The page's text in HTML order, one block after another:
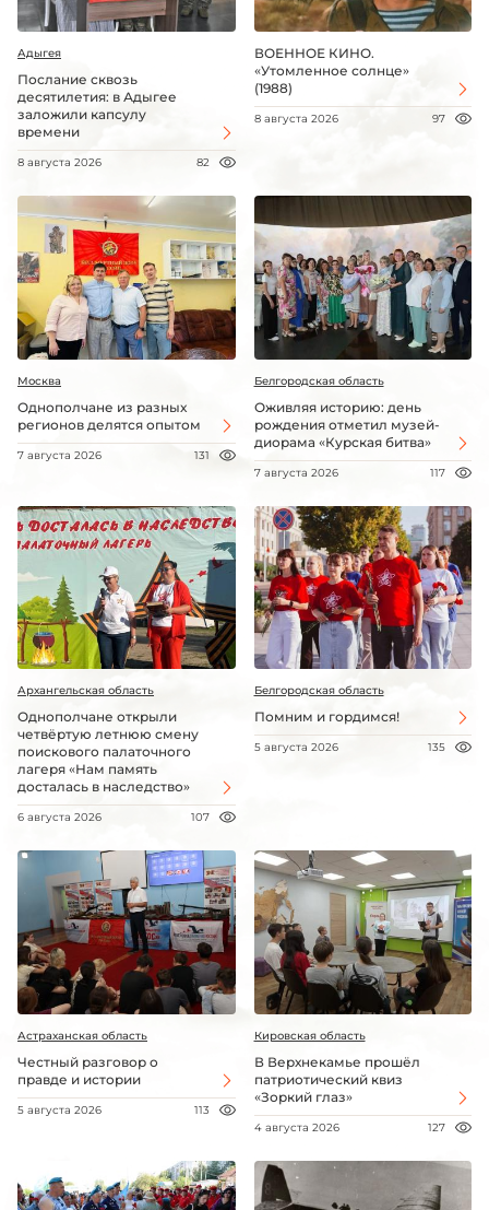
Адыгея
Послание сквозь
десятилетия: в Адыгее
заложили капсулу
времени
8 августа 2026 82
ВОЕННОЕ КИНО.
«Утомленное солнце»
(1988)
8 августа 2026 97
Москва
Однополчане из разных
регионов делятся опытом
7 августа 2026 131
Белгородская область
Оживляя историю: день
рождения отметил музей-
диорама «Курская битва»
7 августа 2026 117
Архангельская область
Однополчане открыли
четвёртую летнюю смену
поискового палаточного
лагеря «Нам память
досталась в наследство»
6 августа 2026 107
Белгородская область
Помним и гордимся!
5 августа 2026 135
Астраханская область
Честный разговор о
правде и истории
5 августа 2026 113
Кировская область
В Верхнекамье прошёл
патриотический квиз
«Зоркий глаз»
4 августа 2026 127